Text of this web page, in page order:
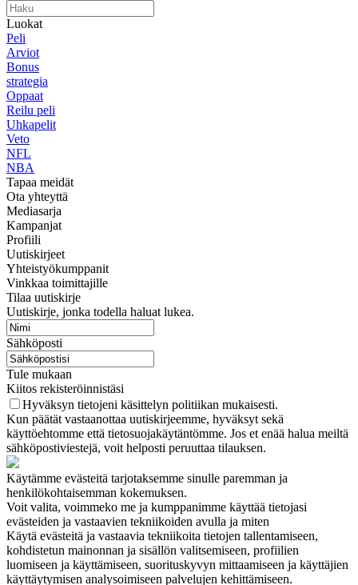
Luokat
Peli
Arviot
Bonus
strategia
Oppaat
Reilu peli
Uhkapelit
Veto
NFL
NBA
Tapaa meidät
Ota yhteyttä
Mediasarja
Kampanjat
Profiili
Uutiskirjeet
Yhteistyökumppanit
Vinkkaa toimittajille
Tilaa uutiskirje
Uutiskirje, jonka todella haluat lukea.
Sähköposti
Tule mukaan
Kiitos rekisteröinnistäsi
Hyväksyn tietojeni käsittelyn politiikan mukaisesti.
Kun päätät vastaanottaa uutiskirjeemme, hyväksyt sekä
käyttöehtomme että tietosuojakäytäntömme. Jos et enää halua meiltä
sähköpostiviestejä, voit helposti peruuttaa tilauksen.
Käytämme evästeitä tarjotaksemme sinulle paremman ja
henkilökohtaisemman kokemuksen.
Voit valita, voimmeko me ja kumppanimme käyttää tietojasi
evästeiden ja vastaavien tekniikoiden avulla ja miten
Käytä evästeitä ja vastaavia tekniikoita tietojen tallentamiseen,
kohdistetun mainonnan ja sisällön valitsemiseen, profiilien
luomiseen ja käyttämiseen, suorituskyvyn mittaamiseen ja käyttäjien
käyttäytymisen analysoimiseen palvelujen kehittämiseen.